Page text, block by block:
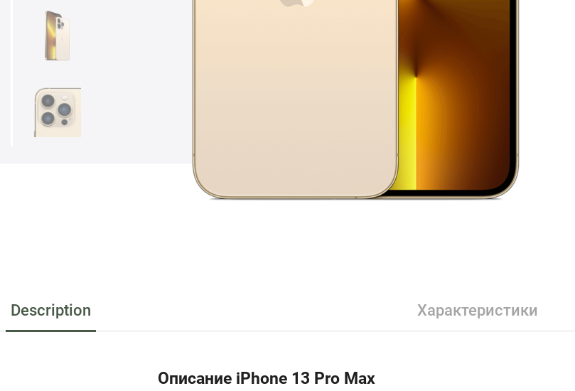
Description Характеристики
Описание iPhone 13 Pro Max